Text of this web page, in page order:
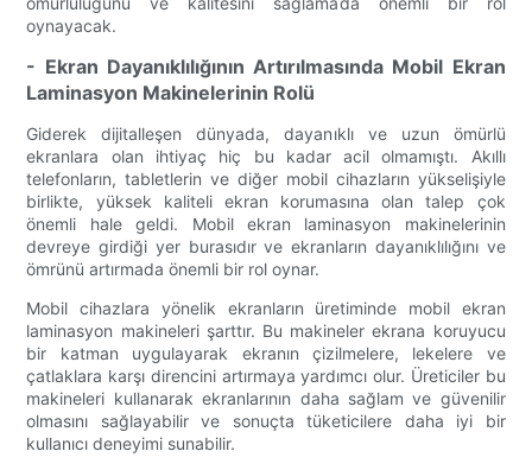
oynayacak.
- Ekran Dayanıklılığının Artırılmasında Mobil Ekran
Laminasyon Makinelerinin Rolü
Giderek dijitalleşen dünyada, dayanıklı ve uzun ömürlü
ekranlara olan ihtiyaç hiç bu kadar acil olmamıştı. Akıllı
telefonların, tabletlerin ve diğer mobil cihazların yükselişiyle
birlikte, yüksek kaliteli ekran korumasına olan talep çok
önemli hale geldi. Mobil ekran laminasyon makinelerinin
devreye girdiği yer burasıdır ve ekranların dayanıklılığını ve
ömrünü artırmada önemli bir rol oynar.
Mobil cihazlara yönelik ekranların üretiminde mobil ekran
laminasyon makineleri şarttır. Bu makineler ekrana koruyucu
bir katman uygulayarak ekranın çizilmelere, lekelere ve
çatlaklara karşı direncini artırmaya yardımcı olur. Üreticiler bu
makineleri kullanarak ekranlarının daha sağlam ve güvenilir
olmasını sağlayabilir ve sonuçta tüketicilere daha iyi bir
kullanıcı deneyimi sunabilir.